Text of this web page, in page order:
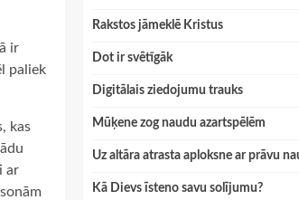
ir
paliek
kas
ar
Rakstos jāmeklē Kristus
Dot ir svētīgāk
Digitālais ziedojumu trauks
Mūķene zog naudu azartspēlēm
Uz altāra atrasta aploksne ar prāvu
Kā Dievs īsteno savu solījumu?